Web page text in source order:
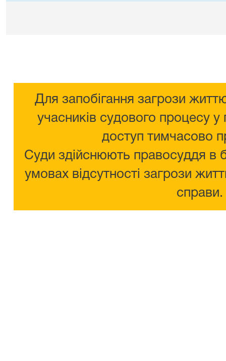
Для запобігання загрози
учасників судового процесу у
доступ тимчасово
Суди здійснюють правосуддя в
умовах відсутності загрози
справи.